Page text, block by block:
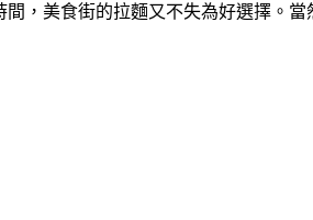
，美食街的拉麵又不失為好選擇。